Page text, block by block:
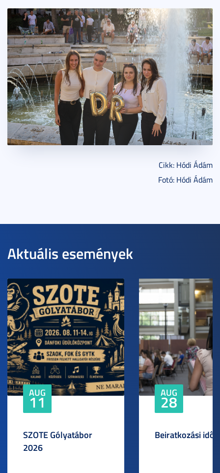
Cikk: Hódi Ádám
Fotó: Hódi Ádám
Aktuális események
AUG
11
SZOTE Gólyatábor
2026
AUG
28
Beiratkozási